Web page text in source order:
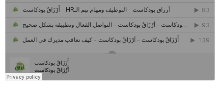
كل ما تريد معرفته عن مشروع "رواد 2030″
مركز جروان للثقافة والفنون | نموذج المركز القروي الريادي في الثقافة